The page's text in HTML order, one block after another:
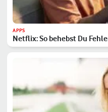
APPS
Netflix: So behebst Du